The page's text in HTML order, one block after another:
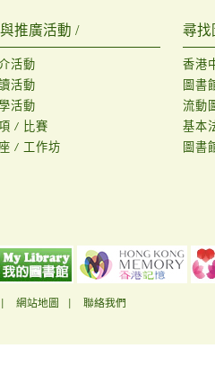
推廣活動 /
活動
活動
活動
/ 比賽
/ 工作坊
尋找
香港
圖書
流動
基本
圖書
網站地圖 聯絡我們